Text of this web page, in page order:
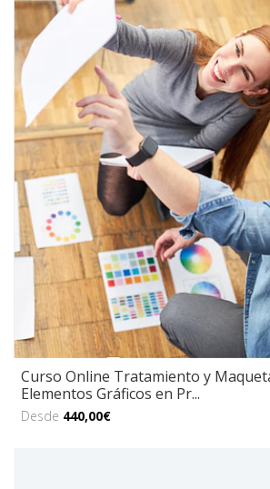
Curso Online Tratamiento y
Elementos Gráficos en Pr...
Desde 440,00€